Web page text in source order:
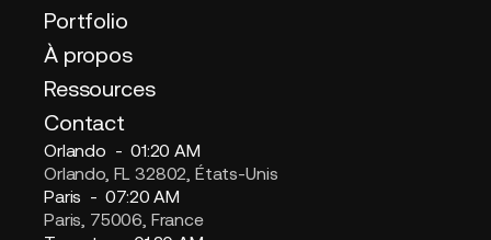
Portfolio
À propos
Ressources
Contact
Orlando -01:20 AM
Orlando, FL 32802, États-Unis
Paris -07:20 AM
Paris, 75006, France